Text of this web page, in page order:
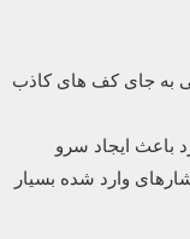
به جای کف های کاذب
باعث ایجاد سرو
وارد شده بسیار